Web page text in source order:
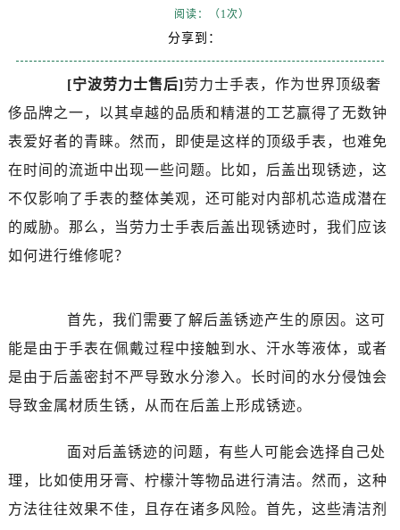
扬州市邗江区国展路29号星耀天地写字楼1号楼18层1803室（需提前预约）
宁波市江北区大闸南路500号来福士广场办公楼20层2009室（需提前预约）
杭州市上城区钱江路1366号华润大厦写字楼A座5层503-5室（需提前预约）
金华市金东区东市南街777号金华万达广场写字楼4号楼22层2209室（需提前预约）
绍兴市越城区胜利东路379号世茂天际中心写字楼8层805室（需提前预约）
广州市天河区天河路230号万菱汇国际中心写字楼A塔7层704室（需提前预约）
广州市越秀区环市东路371-375号世界贸易中心大厦南塔写字楼15层07室（需提前预约）
深圳市罗湖区深南东路5001号华润大厦写字楼17层1701室（需提前预约）
福州市鼓楼区五四路128-1号恒力城写字楼15层03室（需提前预约）
成都市锦江区人民东路6号SAC东原中心写字楼24层2406B室（需提前预约）
重庆市江北区观音桥步行街2号融恒时代广场写字楼9层902室（需提前预约）
阅读：（1次）
分享到：
[宁波劳力士售后]劳力士手表，作为世界顶级奢
侈品牌之一，以其卓越的品质和精湛的工艺赢得了无数钟
表爱好者的青睐。然而，即使是这样的顶级手表，也难免
在时间的流逝中出现一些问题。比如，后盖出现锈迹，这
不仅影响了手表的整体美观，还可能对内部机芯造成潜在
的威胁。那么，当劳力士手表后盖出现锈迹时，我们应该
如何进行维修呢？
首先，我们需要了解后盖锈迹产生的原因。这可
能是由于手表在佩戴过程中接触到水、汗水等液体，或者
是由于后盖密封不严导致水分渗入。长时间的水分侵蚀会
导致金属材质生锈，从而在后盖上形成锈迹。
面对后盖锈迹的问题，有些人可能会选择自己处
理，比如使用牙膏、柠檬汁等物品进行清洁。然而，这种
方法往往效果不佳，且存在诸多风险。首先，这些清洁剂